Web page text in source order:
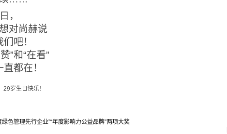
，
对尚赫说
吧！
”和“在看”
都在！
色管理先行企业”“年度影响力公益品牌”两项大奖